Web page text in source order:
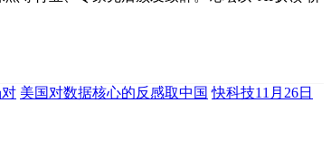
美国对数据核心的反感取中国 快科技11月26日